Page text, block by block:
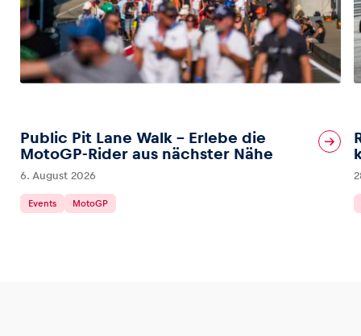
Public Pit Lane Walk – Erlebe die
MotoGP-Rider aus nächster Nähe
6. August 2026
Events MotoGP